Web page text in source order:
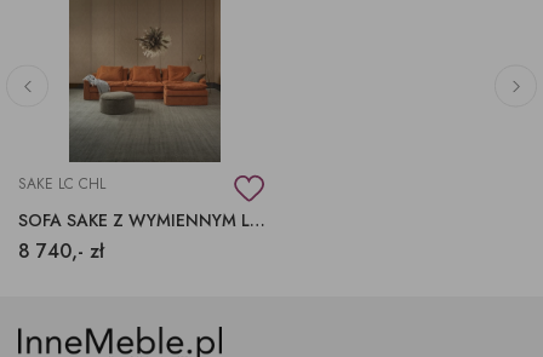
SAKE LC CHL
SOFA SAKE Z WYMIENNYM LUŹNYM POKROWCEM, NAROŻNIK SAKE
8 740,- zł